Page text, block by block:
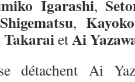
Igarashi,
,Kayoko
etAi
détachent Ai